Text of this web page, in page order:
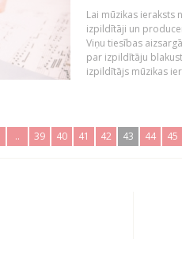
Lai mūzikas ieraksts
izpildītāji un
Viņu tiesības
par izpildītāju
izpildītājs mūzikas
.. 39 40 41 42 43 44 45